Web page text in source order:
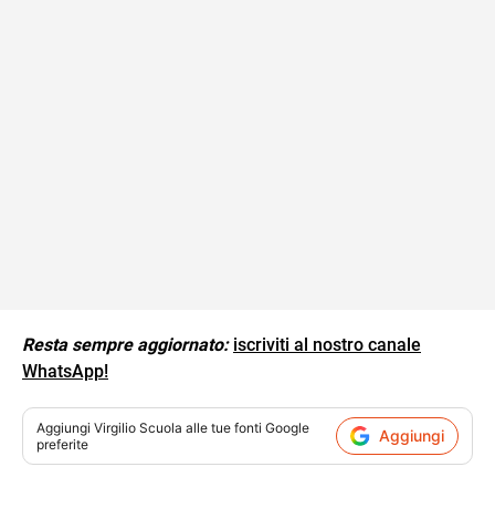
Resta sempre aggiornato: iscriviti al nostro canale
WhatsApp!
Aggiungi Virgilio Scuola alle tue fonti Google
preferite
Aggiungi